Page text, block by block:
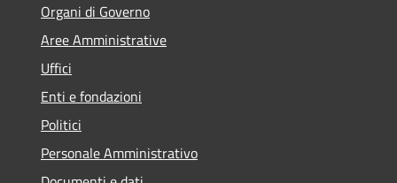
Organi di Governo
Aree Amministrative
Uffici
Enti e fondazioni
Politici
Personale Amministrativo